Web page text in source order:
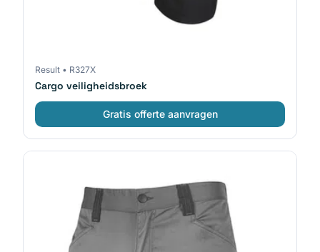
Result • R327X
Cargo veiligheidsbroek
Gratis offerte aanvragen